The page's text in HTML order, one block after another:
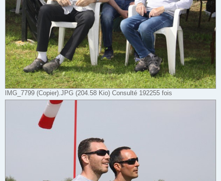
IMG_7799 (Copier).JPG (204.58 Kio) Consulté 192255 fois